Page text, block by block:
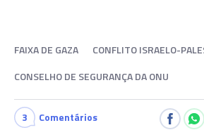
FAIXA DE GAZA
CONFLITO ISRAELO-
CONSELHO DE SEGURANÇA DA ONU
3 Comentários